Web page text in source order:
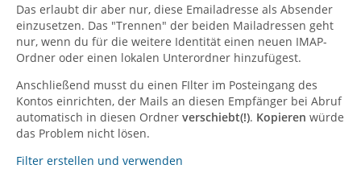
Das erlaubt dir aber nur, diese Emailadresse als Absender
einzusetzen. Das "Trennen" der beiden Mailadressen geht
nur, wenn du für die weitere Identität einen neuen IMAP-
Ordner oder einen lokalen Unterordner hinzufügest.
Anschließend musst du einen FIlter im Posteingang des
Kontos einrichten, der Mails an diesen Empfänger bei Abruf
automatisch in diesen Ordner verschiebt(!). Kopieren würde
das Problem nicht lösen.
Filter erstellen und verwenden